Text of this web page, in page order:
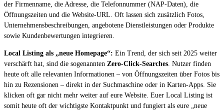
der Firmenname, die Adresse, die Telefonnummer (NAP-Daten), die
Öffnungszeiten und die Website-URL. Oft lassen sich zusätzlich Fotos,
Unternehmensbeschreibungen, angebotene Dienstleistungen oder Produkte
sowie Kundenbewertungen integrieren.
Local Listing als „neue Homepage“: Ein Trend, der sich seit 2025 weiter
verschärft hat, sind die sogenannten Zero-Click-Searches. Nutzer finden
heute oft alle relevanten Informationen – von Öffnungszeiten über Fotos bis
hin zu Rezensionen – direkt in der Suchmaschine oder in Karten-Apps. Sie
klicken oft gar nicht mehr weiter auf eure Website. Euer Local Listing ist
somit heute oft der wichtigste Kontaktpunkt und fungiert als eure „neue